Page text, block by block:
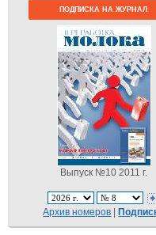
ПОДПИСКА НА ЖУРНАЛ
Выпуск №10 2011 г.
Архив номеров |